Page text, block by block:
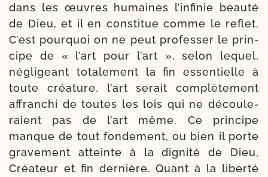
dans les œuvres humaines l’infinie beau­té
de Dieu, et il en consti­tue comme le reflet.
C’est pour­quoi on ne peut pro­fes­ser le prin­
cipe de « l’art pour l’art », selon lequel,
négli­geant tota­le­ment la fin essen­tielle à
toute créa­ture, l’art serait com­plè­te­ment
affran­chi de toutes les lois qui ne décou­le­
raient pas de l’art même. Ce prin­cipe
manque de tout fon­de­ment, ou bien il porte
gra­ve­ment atteinte à la digni­té de Dieu,
Créateur et fin der­nière. Quant à la liber­té